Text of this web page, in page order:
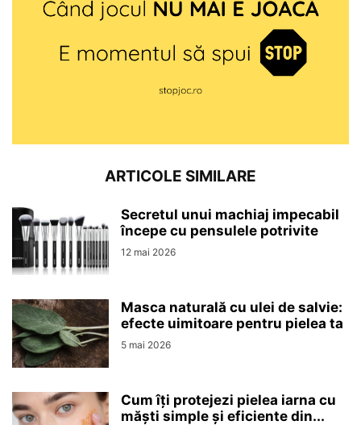
ARTICOLE SIMILARE
Secretul unui machiaj impecabil
începe cu pensulele potrivite
12 mai 2026
Masca naturală cu ulei de salvie:
efecte uimitoare pentru pielea ta
5 mai 2026
Cum îți protejezi pielea iarna cu
măști simple și eficiente din...